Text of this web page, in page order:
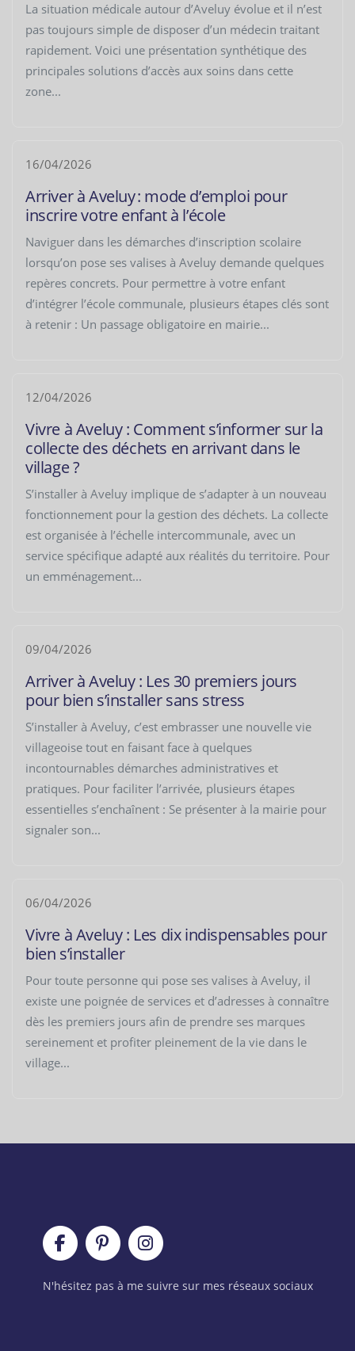
La situation médicale autour d’Aveluy évolue et il n’est
pas toujours simple de disposer d’un médecin traitant
rapidement. Voici une présentation synthétique des
principales solutions d’accès aux soins dans cette
zone...
16/04/2026
Arriver à Aveluy : mode d’emploi pour
inscrire votre enfant à l’école
Naviguer dans les démarches d’inscription scolaire
lorsqu’on pose ses valises à Aveluy demande quelques
repères concrets. Pour permettre à votre enfant
d’intégrer l’école communale, plusieurs étapes clés sont
à retenir : Un passage obligatoire en mairie...
12/04/2026
Vivre à Aveluy : Comment s’informer sur la
collecte des déchets en arrivant dans le
village ?
S’installer à Aveluy implique de s’adapter à un nouveau
fonctionnement pour la gestion des déchets. La collecte
est organisée à l’échelle intercommunale, avec un
service spécifique adapté aux réalités du territoire. Pour
un emménagement...
09/04/2026
Arriver à Aveluy : Les 30 premiers jours
pour bien s’installer sans stress
S’installer à Aveluy, c’est embrasser une nouvelle vie
villageoise tout en faisant face à quelques
incontournables démarches administratives et
pratiques. Pour faciliter l’arrivée, plusieurs étapes
essentielles s’enchaînent : Se présenter à la mairie pour
signaler son...
06/04/2026
Vivre à Aveluy : Les dix indispensables pour
bien s’installer
Pour toute personne qui pose ses valises à Aveluy, il
existe une poignée de services et d’adresses à connaître
dès les premiers jours afin de prendre ses marques
sereinement et profiter pleinement de la vie dans le
village...
N'hésitez pas à me suivre sur mes réseaux sociaux